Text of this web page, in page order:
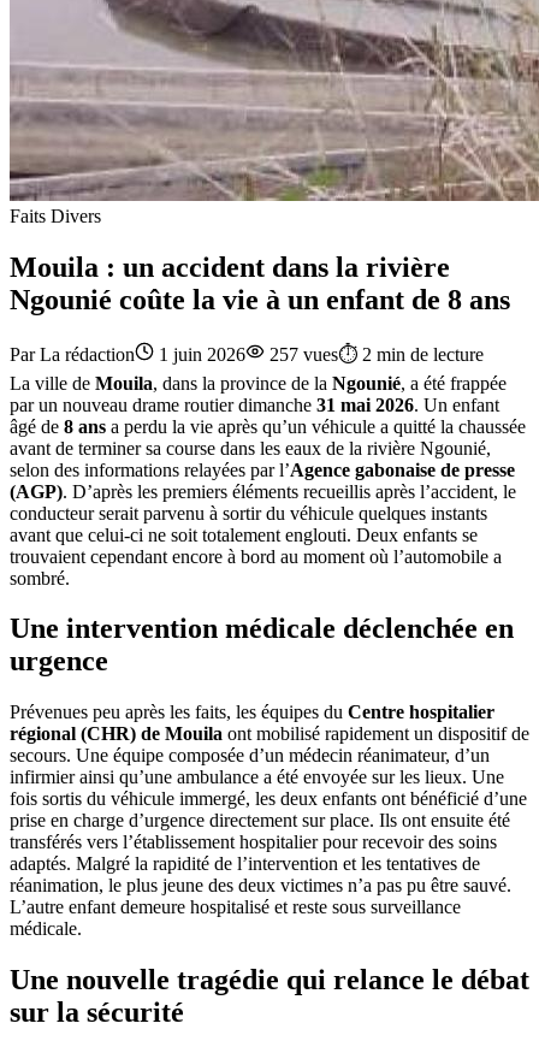
Faits Divers
Mouila : un accident dans la rivière
Ngounié coûte la vie à un enfant de 8 ans
ParLa rédaction 1 juin 2026 257 vues⏱️ 2 min de lecture
La ville de Mouila, dans la province de la Ngounié, a été frappée
par un nouveau drame routier dimanche 31 mai 2026. Un enfant
âgé de 8 ans a perdu la vie après qu’un véhicule a quitté la chaussée
avant de terminer sa course dans les eaux de la rivière Ngounié,
selon des informations relayées par l’Agence gabonaise de presse
(AGP). D’après les premiers éléments recueillis après l’accident, le
conducteur serait parvenu à sortir du véhicule quelques instants
avant que celui-ci ne soit totalement englouti. Deux enfants se
trouvaient cependant encore à bord au moment où l’automobile a
sombré.
Une intervention médicale déclenchée en
urgence
Prévenues peu après les faits, les équipes du Centre hospitalier
régional (CHR) de Mouila ont mobilisé rapidement un dispositif de
secours. Une équipe composée d’un médecin réanimateur, d’un
infirmier ainsi qu’une ambulance a été envoyée sur les lieux. Une
fois sortis du véhicule immergé, les deux enfants ont bénéficié d’une
prise en charge d’urgence directement sur place. Ils ont ensuite été
transférés vers l’établissement hospitalier pour recevoir des soins
adaptés. Malgré la rapidité de l’intervention et les tentatives de
réanimation, le plus jeune des deux victimes n’a pas pu être sauvé.
L’autre enfant demeure hospitalisé et reste sous surveillance
médicale.
Une nouvelle tragédie qui relance le débat
sur la sécurité